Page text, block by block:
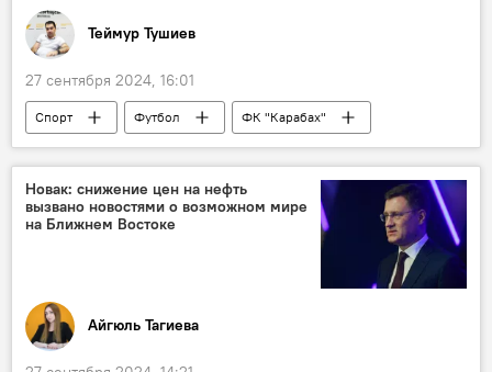
Теймур Тушиев
27 сентября 2024, 16:01
Спорт Футбол
ФК "Карабах"
ФК "Байер 04"
Швеция
Баку
Великобритания
Новак: снижение цен на нефть
вызвано новостями о возможном мире
на Ближнем Востоке
Айгюль Тагиева